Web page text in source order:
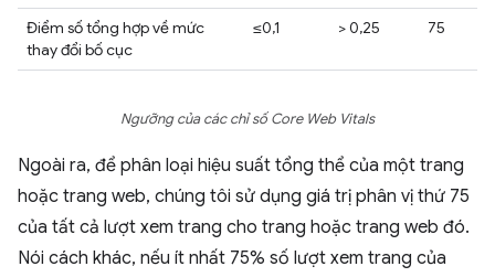
Điểm số tổng hợp về mức
thay đổi bố cục
≤0,1 > 0,25 75
Ngưỡng của các chỉ số Core Web Vitals
Ngoài ra, để phân loại hiệu suất tổng thể của một trang
hoặc trang web, chúng tôi sử dụng giá trị phân vị thứ 75
của tất cả lượt xem trang cho trang hoặc trang web đó.
Nói cách khác, nếu ít nhất 75% số lượt xem trang của